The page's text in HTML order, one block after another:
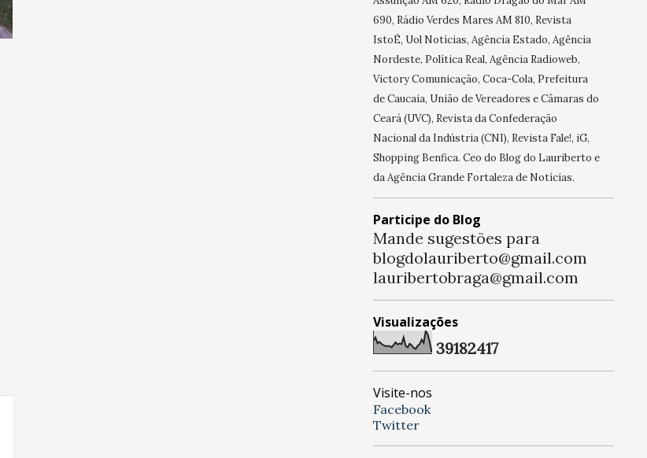
690, Rádio Verdes Mares AM 810, Revista
IstoÉ, Uol Notícias, Agência Estado, Agência
Nordeste, Política Real, Agência Radioweb,
Victory Comunicação, Coca-Cola, Prefeitura
de Caucaia, União de Vereadores e Câmaras do
Ceará (UVC), Revista da Confederação
Nacional da Indústria (CNI), Revista Fale!, iG,
Shopping Benfica. Ceo do Blog do Lauriberto e
da Agência Grande Fortaleza de Notícias.
Participe do Blog
Mande sugestões para
blogdolauriberto@gmail.com
lauribertobraga@gmail.com
Visualizações
39182417
Visite-nos
Facebook
Twitter